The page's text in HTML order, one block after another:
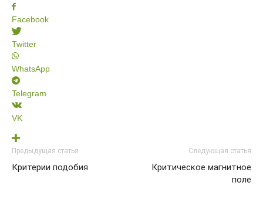
Facebook
Twitter
WhatsApp
Telegram
VK
Предыдущая статья
Критерии подобия
Следующая статья
Критическое магнитное
поле